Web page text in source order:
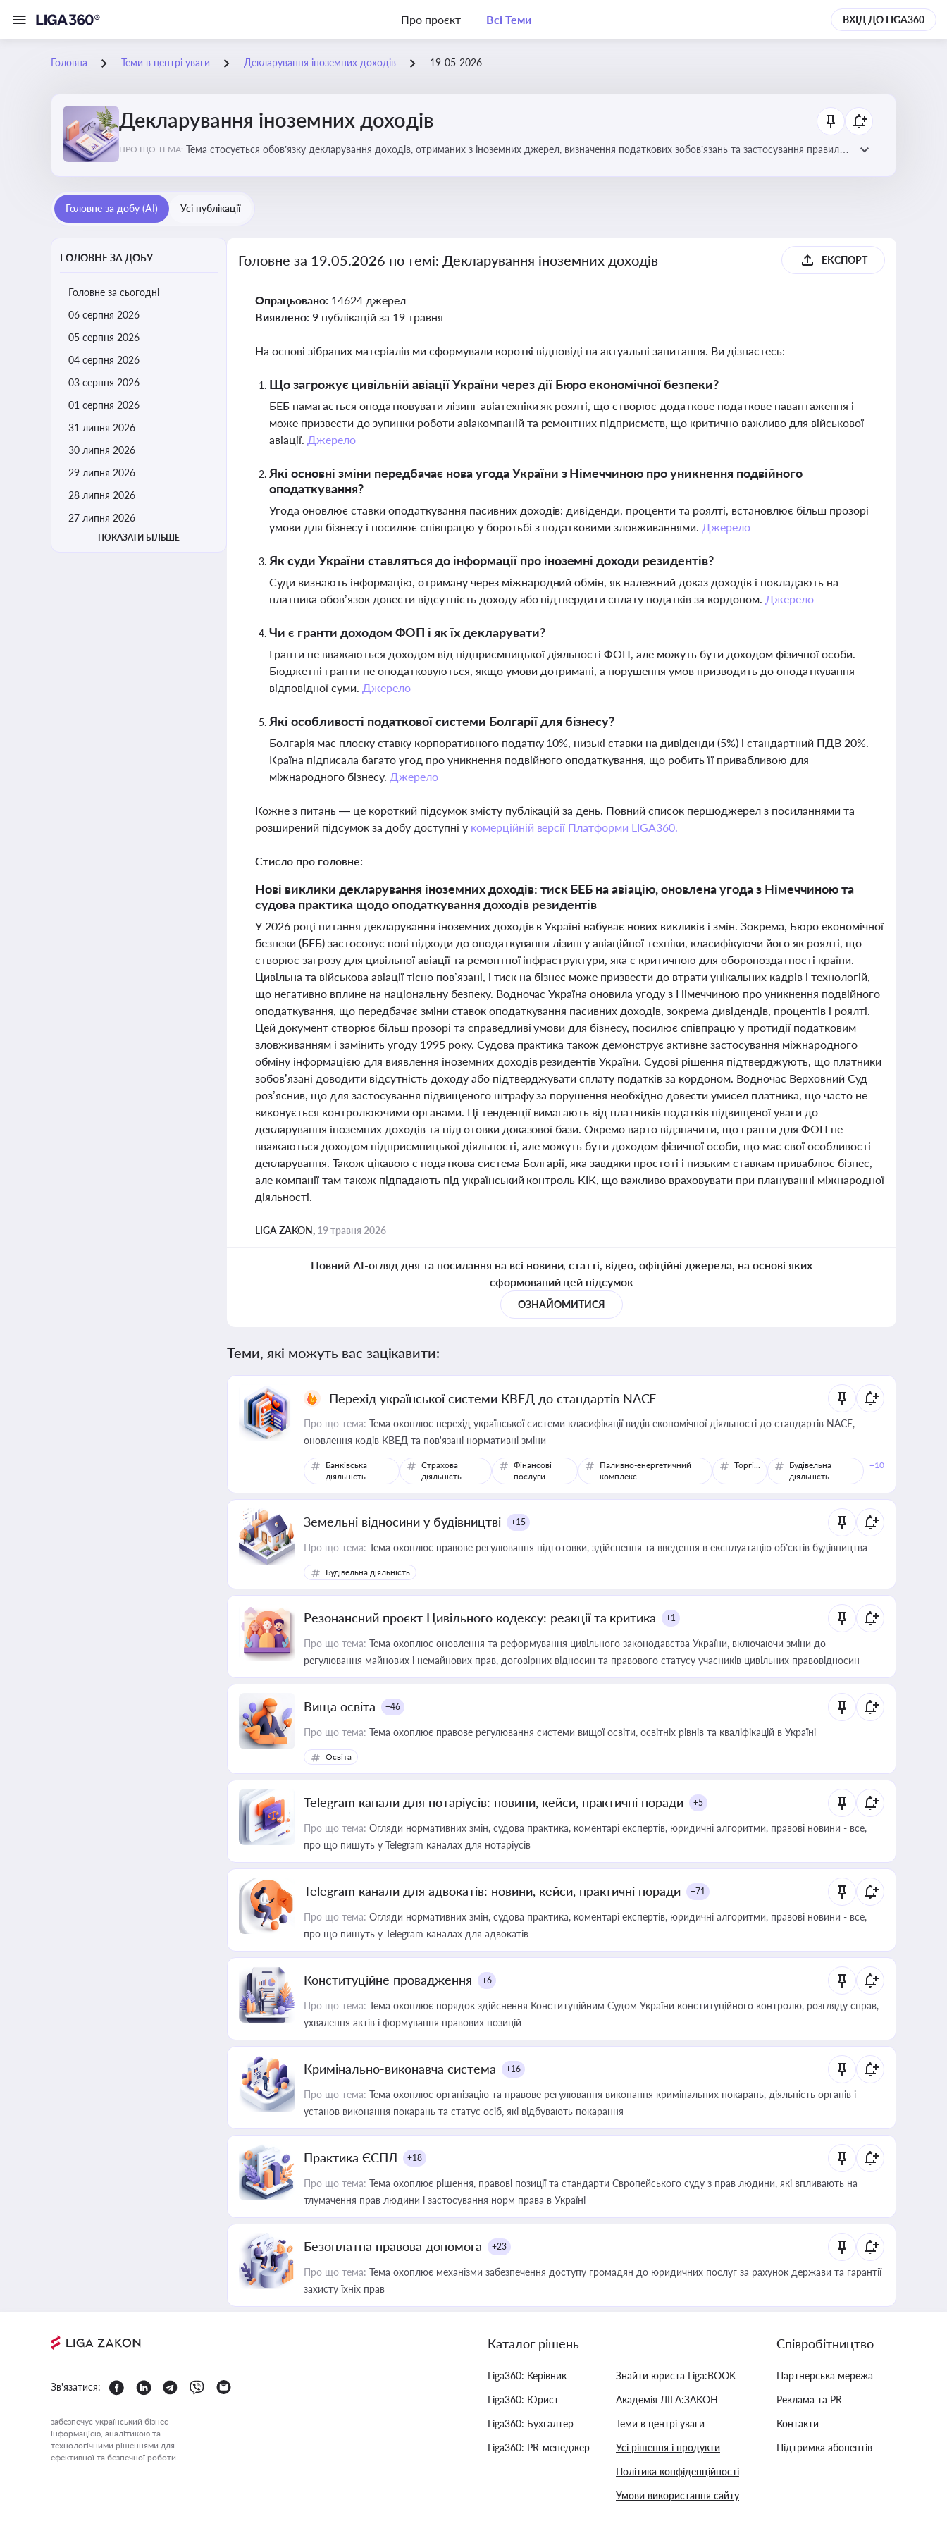
Про проєкт Всі Теми ВХІД ДО LIGA360
Головна Теми в центрі уваги Декларування іноземних доходів 19-05-2026
Декларування іноземних доходів
ПРО ЩО ТЕМА: Тема стосується обов’язку декларування доходів, отриманих з іноземних джерел, визначення податкових зобов’язань та застосування правил
Головне за добу (AI) Усі публікації
ГОЛОВНЕ ЗА ДОБУ
Головне за сьогодні
06 серпня 2026
05 серпня 2026
04 серпня 2026
03 серпня 2026
01 серпня 2026
31 липня 2026
30 липня 2026
29 липня 2026
28 липня 2026
27 липня 2026
ПОКАЗАТИ БІЛЬШЕ
Головне за 19.05.2026 по темі: Декларування іноземних доходів ЕКСПОРТ
Опрацьовано: 14624 джерел
Виявлено: 9 публікацій за 19 травня
На основі зібраних матеріалів ми сформували короткі відповіді на актуальні запитання. Ви дізнаєтесь:
Що загрожує цивільній авіації України через дії Бюро економічної безпеки?
БЕБ намагається оподатковувати лізинг авіатехніки як роялті, що створює додаткове податкове навантаження і
може призвести до зупинки роботи авіакомпаній та ремонтних підприємств, що критично важливо для військової
авіації. Джерело
Які основні зміни передбачає нова угода України з Німеччиною про уникнення подвійного
оподаткування?
Угода оновлює ставки оподаткування пасивних доходів: дивіденди, проценти та роялті, встановлює більш прозорі
умови для бізнесу і посилює співпрацю у боротьбі з податковими зловживаннями. Джерело
Як суди України ставляться до інформації про іноземні доходи резидентів?
Суди визнають інформацію, отриману через міжнародний обмін, як належний доказ доходів і покладають на
платника обов’язок довести відсутність доходу або підтвердити сплату податків за кордоном. Джерело
Чи є гранти доходом ФОП і як їх декларувати?
Гранти не вважаються доходом від підприємницької діяльності ФОП, але можуть бути доходом фізичної особи.
Бюджетні гранти не оподатковуються, якщо умови дотримані, а порушення умов призводить до оподаткування
відповідної суми. Джерело
Які особливості податкової системи Болгарії для бізнесу?
Болгарія має плоску ставку корпоративного податку 10%, низькі ставки на дивіденди (5%) і стандартний ПДВ 20%.
Країна підписала багато угод про уникнення подвійного оподаткування, що робить її привабливою для
міжнародного бізнесу. Джерело
Кожне з питань — це короткий підсумок змісту публікацій за день. Повний список першоджерел з посиланнями та
розширений підсумок за добу доступні у комерційній версії Платформи LIGA360.
Стисло про головне:
Нові виклики декларування іноземних доходів: тиск БЕБ на авіацію, оновлена угода з Німеччиною та
судова практика щодо оподаткування доходів резидентів
У 2026 році питання декларування іноземних доходів в Україні набуває нових викликів і змін. Зокрема, Бюро економічної
безпеки (БЕБ) застосовує нові підходи до оподаткування лізингу авіаційної техніки, класифікуючи його як роялті, що
створює загрозу для цивільної авіації та ремонтної інфраструктури, яка є критичною для обороноздатності країни.
Цивільна та військова авіації тісно пов’язані, і тиск на бізнес може призвести до втрати унікальних кадрів і технологій,
що негативно вплине на національну безпеку. Водночас Україна оновила угоду з Німеччиною про уникнення подвійного
оподаткування, що передбачає зміни ставок оподаткування пасивних доходів, зокрема дивідендів, процентів і роялті.
Цей документ створює більш прозорі та справедливі умови для бізнесу, посилює співпрацю у протидії податковим
зловживанням і замінить угоду 1995 року. Судова практика також демонструє активне застосування міжнародного
обміну інформацією для виявлення іноземних доходів резидентів України. Судові рішення підтверджують, що платники
зобов’язані доводити відсутність доходу або підтверджувати сплату податків за кордоном. Водночас Верховний Суд
роз’яснив, що для застосування підвищеного штрафу за порушення необхідно довести умисел платника, що часто не
виконується контролюючими органами. Ці тенденції вимагають від платників податків підвищеної уваги до
декларування іноземних доходів та підготовки доказової бази. Окремо варто відзначити, що гранти для ФОП не
вважаються доходом підприємницької діяльності, але можуть бути доходом фізичної особи, що має свої особливості
декларування. Також цікавою є податкова система Болгарії, яка завдяки простоті і низьким ставкам приваблює бізнес,
але компанії там також підпадають під український контроль КІК, що важливо враховувати при плануванні міжнародної
діяльності.
LIGA ZAKON, 19 травня 2026
Повний AI-огляд дня та посилання на всі новини, статті, відео, офіційні джерела, на основі яких
сформований цей підсумок
ОЗНАЙОМИТИСЯ
Теми, які можуть вас зацікавити:
Перехід української системи КВЕД до стандартів NACE
Про що тема: Тема охоплює перехід української системи класифікації видів економічної діяльності до стандартів NACE,
оновлення кодів КВЕД та пов'язані нормативні зміни
Банківська
діяльність
Страхова
діяльність
Фінансові
послуги
Паливно-енергетичний
комплекс
Торгівля
Будівельна
діяльність
+10
Земельні відносини у будівництві +15
Про що тема: Тема охоплює правове регулювання підготовки, здійснення та введення в експлуатацію об’єктів будівництва
Будівельна діяльність
Резонансний проєкт Цивільного кодексу: реакції та критика +1
Про що тема: Тема охоплює оновлення та реформування цивільного законодавства України, включаючи зміни до
регулювання майнових і немайнових прав, договірних відносин та правового статусу учасників цивільних правовідносин
Вища освіта +46
Про що тема: Тема охоплює правове регулювання системи вищої освіти, освітніх рівнів та кваліфікацій в Україні
Освіта
Telegram канали для нотаріусів: новини, кейси, практичні поради +5
Про що тема: Огляди нормативних змін, судова практика, коментарі експертів, юридичні алгоритми, правові новини - все,
про що пишуть у Telegram каналах для нотаріусів
Telegram канали для адвокатів: новини, кейси, практичні поради +71
Про що тема: Огляди нормативних змін, судова практика, коментарі експертів, юридичні алгоритми, правові новини - все,
про що пишуть у Telegram каналах для адвокатів
Конституційне провадження +6
Про що тема: Тема охоплює порядок здійснення Конституційним Судом України конституційного контролю, розгляду справ,
ухвалення актів і формування правових позицій
Кримінально-виконавча система +16
Про що тема: Тема охоплює організацію та правове регулювання виконання кримінальних покарань, діяльність органів і
установ виконання покарань та статус осіб, які відбувають покарання
Практика ЄСПЛ +18
Про що тема: Тема охоплює рішення, правові позиції та стандарти Європейського суду з прав людини, які впливають на
тлумачення прав людини і застосування норм права в Україні
Безоплатна правова допомога +23
Про що тема: Тема охоплює механізми забезпечення доступу громадян до юридичних послуг за рахунок держави та гарантії
захисту їхніх прав
Зв'язатися:
забезпечує український бізнес
інформацією, аналітикою та
технологічними рішеннями для
ефективної та безпечної роботи.
Каталог рішень
Liga360: Керівник
Liga360: Юрист
Liga360: Бухгалтер
Liga360: PR-менеджер
Знайти юриста Liga:BOOK
Академія ЛІГА:ЗАКОН
Теми в центрі уваги
Усі рішення і продукти
Політика конфіденційності
Умови використання сайту
Співробітництво
Партнерська мережа
Реклама та PR
Контакти
Підтримка абонентів